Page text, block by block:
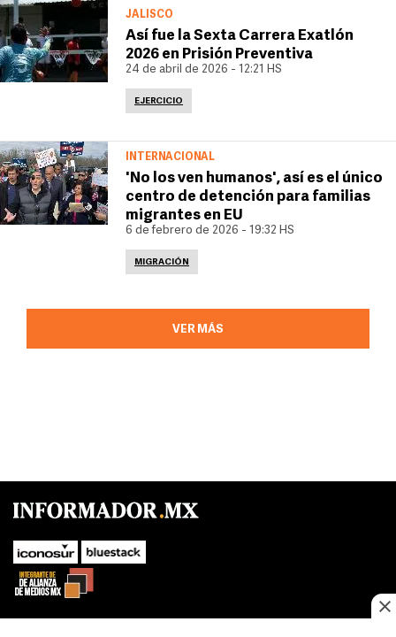
JALISCO
Así fue la Sexta Carrera Exatlón
2026 en Prisión Preventiva
24 de abril de 2026 - 12:21 HS
EJERCICIO
INTERNACIONAL
'No los ven humanos', así es el único
centro de detención para familias
migrantes en EU
6 de febrero de 2026 - 19:32 HS
MIGRACIÓN
VER MÁS